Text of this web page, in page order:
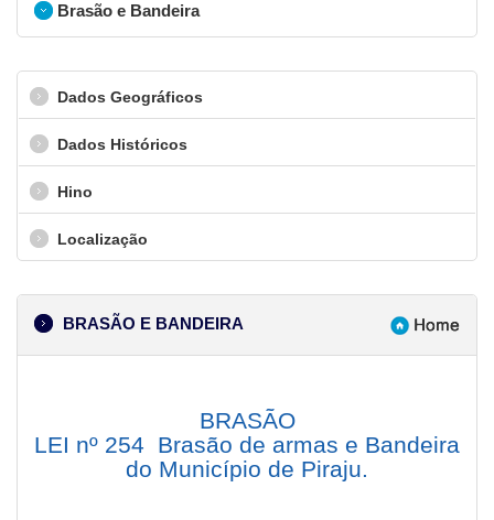
Brasão e Bandeira
Dados Geográficos
Dados Históricos
Hino
Localização
BRASÃO E BANDEIRA
BRASÃO
LEI nº 254 Brasão de armas e Bandeira
do Município de Piraju.​